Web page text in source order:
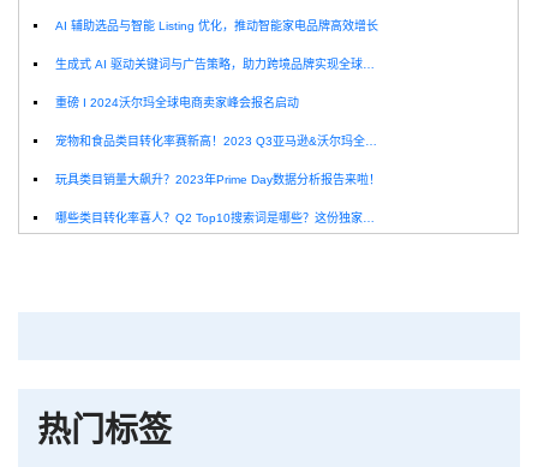
AI 辅助选品与智能 Listing 优化，推动智能家电品牌高效增长
生成式 AI 驱动关键词与广告策略，助力跨境品牌实现全球增长突破
重磅 I 2024沃尔玛全球电商卖家峰会报名启动
宠物和食品类目转化率赛新高！2023 Q3亚马逊&沃尔玛全球电商CPC数据发布！
玩具类目销量大飙升？2023年Prime Day数据分析报告来啦！
哪些类目转化率喜人？Q2 Top10搜索词是哪些？这份独家报告来解答！
热门标签